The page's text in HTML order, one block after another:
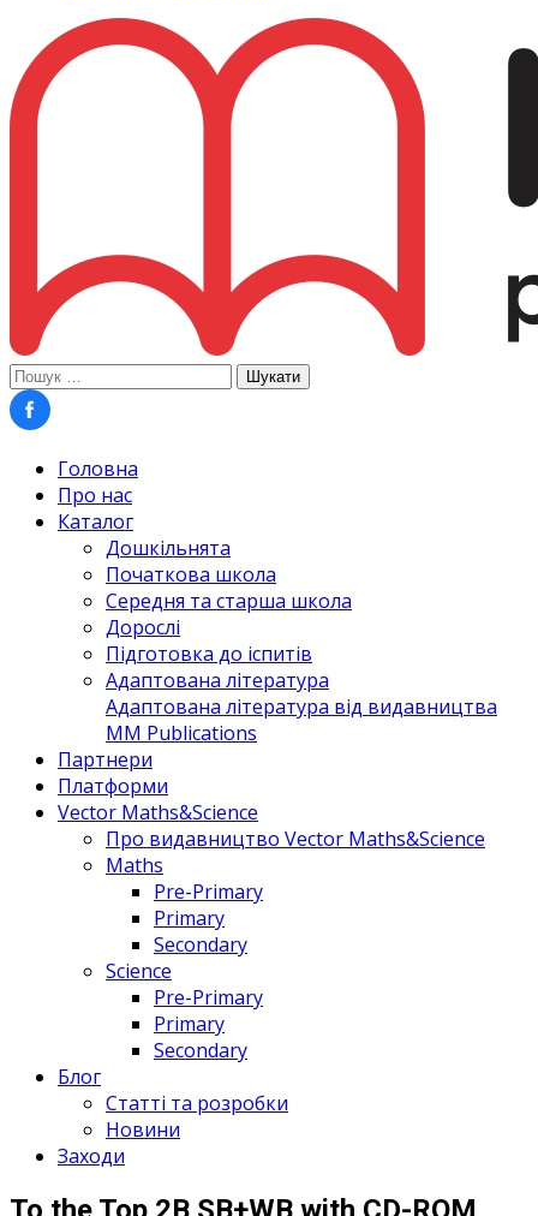
Пошук:
Головна
Про нас
Каталог
Дошкільнята
Початкова школа
Середня та старша школа
Дорослі
Підготовка до іспитів
Адаптована література
Адаптована література від видавництва
MM Publications
Партнери
Платформи
Vector Maths&Science
Про видавництво Vector Maths&Science
Maths
Pre-Primary
Primary
Secondary
Science
Pre-Primary
Primary
Secondary
Блог
Статті та розробки
Новини
Заходи